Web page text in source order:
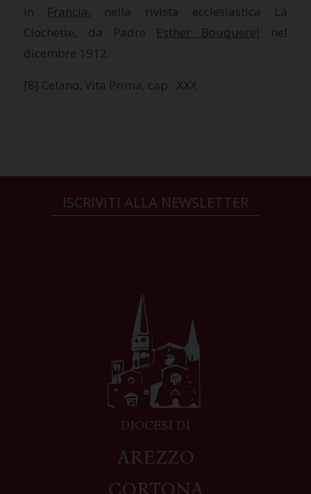
in Francia, nella rivista ecclesiastica
La
Clochette, da Padre Esther Bouquerel
nel
dicembre 1912.
[8] Celano, Vita Prima, cap. XXX
ISCRIVITI ALLA NEWSLETTER
DIOCESI DI
AREZZO